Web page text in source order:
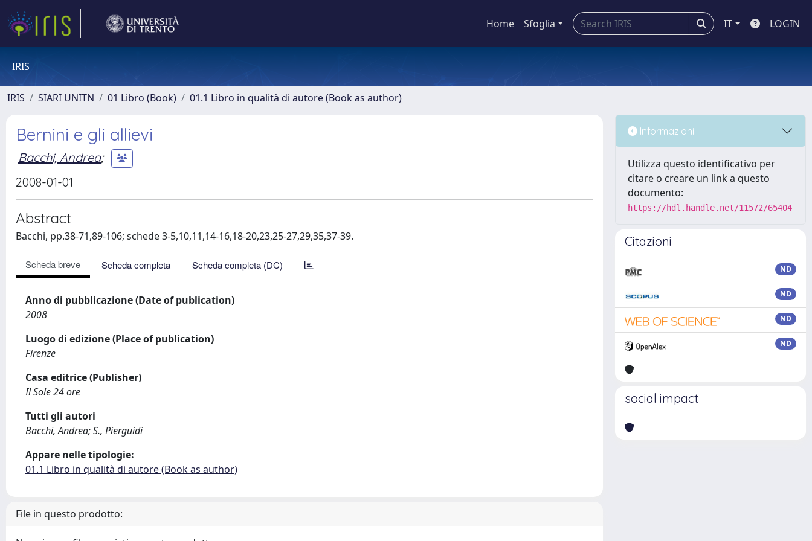
Home Sfoglia IT LOGIN
IRIS
IRIS SIARI UNITN 01 Libro (Book) 01.1 Libro in qualità di autore (Book as author)
Bernini e gli allievi
Bacchi, Andrea;
2008-01-01
Abstract
Bacchi, pp.38-71,89-106; schede 3-5,10,11,14-16,18-20,23,25-27,29,35,37-39.
Scheda breve Scheda completa Scheda completa (DC)
Anno di pubblicazione (Date of publication)
2008
Luogo di edizione (Place of publication)
Firenze
Casa editrice (Publisher)
Il Sole 24 ore
Tutti gli autori
Bacchi, Andrea; S., Pierguidi
Appare nelle tipologie:
01.1 Libro in qualità di autore (Book as author)
File in questo prodotto:
Informazioni
Utilizza questo identificativo per
citare o creare un link a questo
documento:
https://hdl.handle.net/11572/65404
Citazioni
ND
ND
ND
ND
social impact